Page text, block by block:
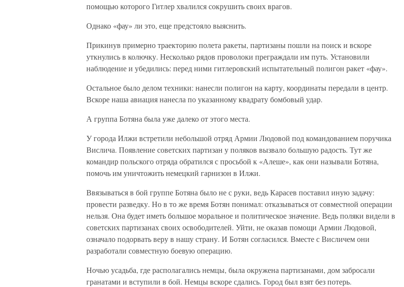
помощью которого Гитлер хвалился сокрушить своих врагов.
Однако «фау» ли это, еще предстояло выяснить.
Прикинув примерно траекторию полета ракеты, партизаны пошли на поиск и вскоре
уткнулись в колючку. Несколько рядов проволоки преграждали им путь. Установили
наблюдение и убедились: перед ними гитлеровский испытательный полигон ракет «фау».
Остальное было делом техники: нанесли полигон на карту, координаты передали в центр.
Вскоре наша авиация нанесла по указанному квадрату бомбовый удар.
А группа Ботяна была уже далеко от этого места.
У города Илжи встретили небольшой отряд Армии Людовой под командованием поручика
Вислича. Появление советских партизан у поляков вызвало большую радость. Тут же
командир польского отряда обратился с просьбой к «Алеше», как они называли Ботяна,
помочь им уничтожить немецкий гарнизон в Илжи.
Ввязываться в бой группе Ботяна было не с руки, ведь Карасев поставил иную задачу:
провести разведку. Но в то же время Ботян понимал: отказываться от совместной операции
нельзя. Она будет иметь большое моральное и политическое значение. Ведь поляки видели в
советских партизанах своих освободителей. Уйти, не оказав помощи Армии Людовой,
означало подорвать веру в нашу страну. И Ботян согласился. Вместе с Висличем они
разработали совместную боевую операцию.
Ночью усадьба, где располагались немцы, была окружена партизанами, дом забросали
гранатами и вступили в бой. Немцы вскоре сдались. Город был взят без потерь.